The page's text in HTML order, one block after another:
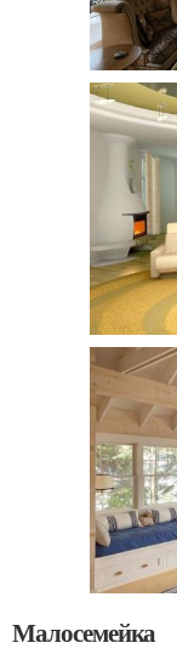
Малосемейка